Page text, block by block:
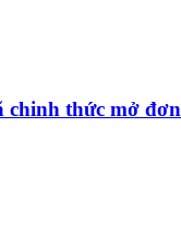
chinh thức mở đơn